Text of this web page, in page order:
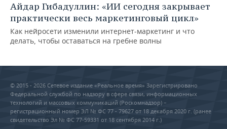
Айдар Гибадуллин: «ИИ сегодня закрывает
практически весь маркетинговый цикл»
Как нейросети изменили интернет-маркетинг и что
делать, чтобы оставаться на гребне волны
© 2015 - 2026 Сетевое издание «Реальное время» Зарегистрировано
Федеральной службой по надзору в сфере связи, информационных
технологий и массовых коммуникаций (Роскомнадзор) –
регистрационный номер ЭЛ № ФС 77 - 79627 от 18 декабря 2020 г. (ранее
свидетельство Эл № ФС 77-59331 от 18 сентября 2014 г.)